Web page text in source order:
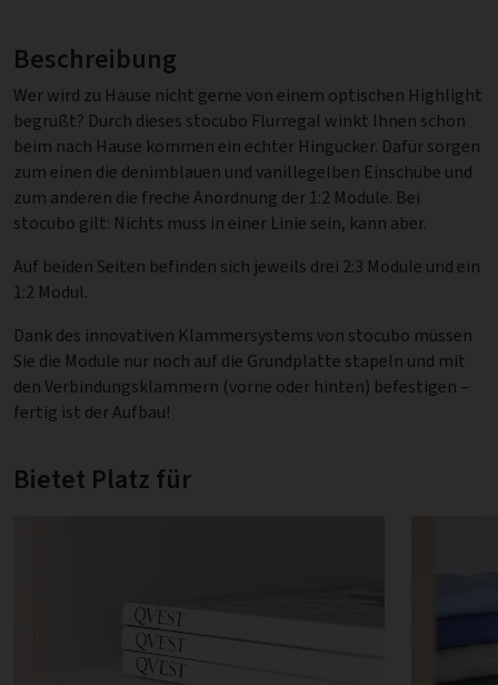
Beschreibung
Wer wird zu Hause nicht gerne von einem optischen Highlight
begrüßt? Durch dieses stocubo Flurregal winkt Ihnen schon
beim nach Hause kommen ein echter Hingucker. Dafür sorgen
zum einen die denimblauen und vanillegelben Einschübe und
zum anderen die freche Anordnung der 1:2 Module. Bei
stocubo gilt: Nichts muss in einer Linie sein, kann aber.
Auf beiden Seiten befinden sich jeweils drei 2:3 Module und ein
1:2 Modul.
Dank des innovativen Klammersystems von stocubo müssen
Sie die Module nur noch auf die Grundplatte stapeln und mit
den Verbindungsklammern (vorne oder hinten) befestigen –
fertig ist der Aufbau!
Bietet Platz für